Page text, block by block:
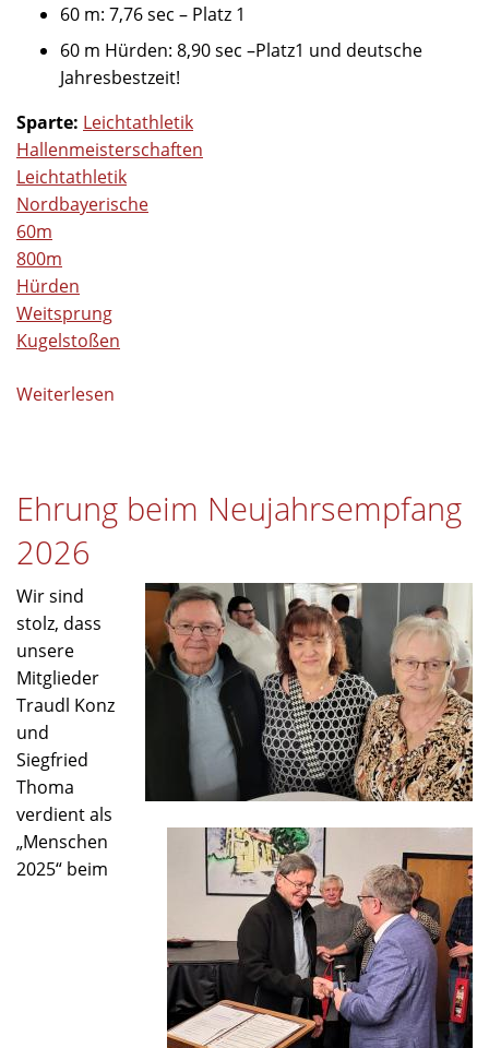
60 m: 7,76 sec – Platz 1
60 m Hürden: 8,90 sec –Platz1 und deutsche
Jahresbestzeit!
Sparte: Leichtathletik
Hallenmeisterschaften
Leichtathletik
Nordbayerische
60m
800m
Hürden
Weitsprung
Kugelstoßen
Weiterlesen
den
Nordbayerischen
2026
Ehrung beim Neujahrsempfang
2026
Wir sind
stolz, dass
unsere
Mitglieder
Traudl Konz
und
Siegfried
Thoma
verdient als
„Menschen
2025“ beim